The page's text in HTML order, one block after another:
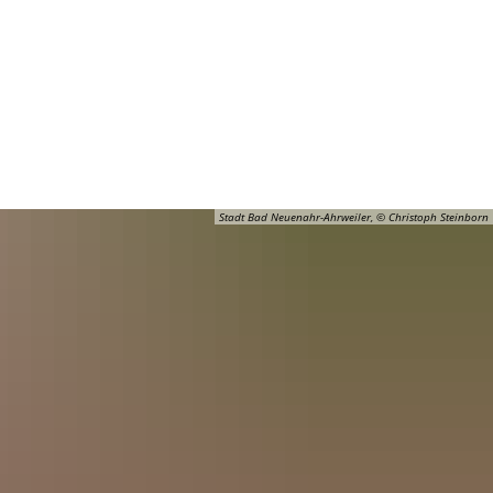
Stadt Bad Neuenahr-Ahrweiler, © Christoph Steinborn